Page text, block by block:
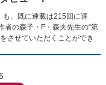
、既に連載は215回に達
者の森子・F・森夫先生の“第
させていただくことができ